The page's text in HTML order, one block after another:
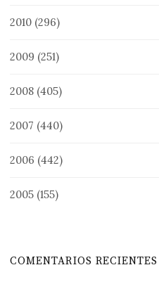
2010 (296)
2009 (251)
2008 (405)
2007 (440)
2006 (442)
2005 (155)
COMENTARIOS RECIENTES